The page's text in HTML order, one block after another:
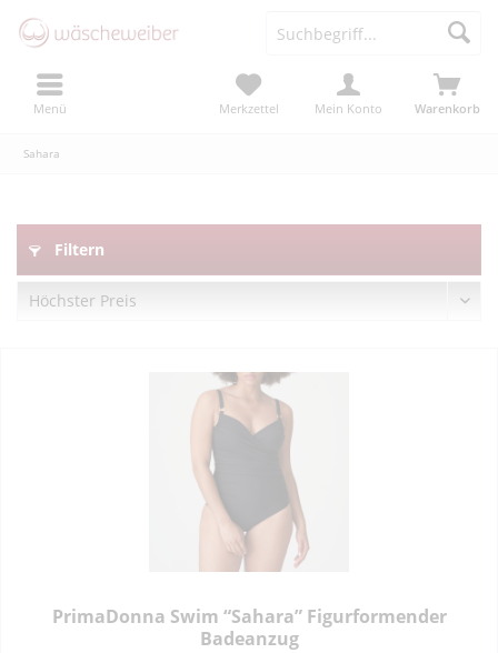
Menü Warenkorb
Merkzettel Mein Konto
Sahara
Filtern
PrimaDonna Swim “Sahara” Figurformender
Badeanzug